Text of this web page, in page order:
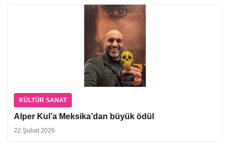
KÜLTÜR SANAT
Alper Kul’a Meksika’dan büyük ödül
22 Şubat 2026